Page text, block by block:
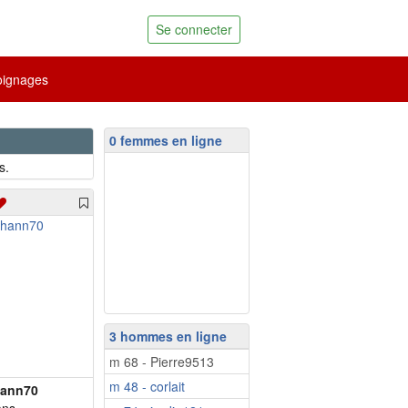
Se connecter
0 femmes en ligne
3 hommes en ligne
m 68 - Pierre9513
m 48 - corlait